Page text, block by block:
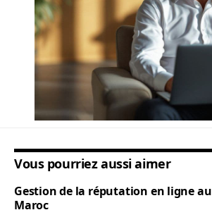
Vous pourriez aussi aimer
Gestion de la réputation en ligne au
Maroc